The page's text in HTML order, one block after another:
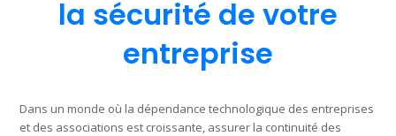
la sécurité de votre
entreprise
Dans un monde où la dépendance technologique des entreprises
et des associations est croissante, assurer la continuité des